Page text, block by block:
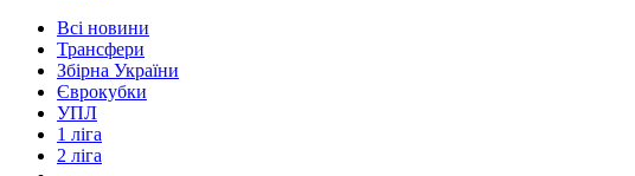
Всі новини
Трансфери
Збірна України
Єврокубки
УПЛ
1 ліга
2 ліга